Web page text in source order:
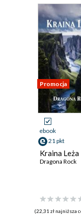
Promocja
ebook
21 pkt
Kraina Leża
Dragona Rock
(22,31 zł najniższa